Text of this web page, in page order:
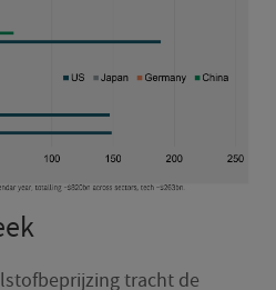
tracht de